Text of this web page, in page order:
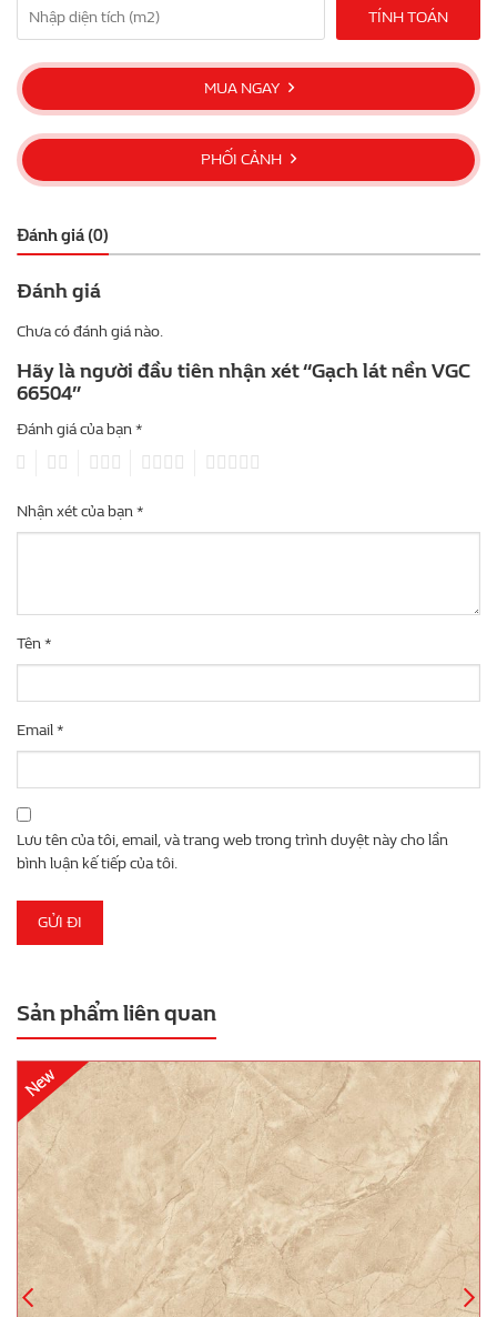
TÍNH TOÁN
MUA NGAY
PHỐI CẢNH
Đánh giá (0)
Đánh giá
Chưa có đánh giá nào.
Hãy là người đầu tiên nhận xét “Gạch lát nền VGC
66504”
Đánh giá của bạn*
Nhận xét của bạn*
Tên*
Email*
Lưu tên của tôi, email, và trang web trong trình duyệt này cho lần
bình luận kế tiếp của tôi.
Sản phẩm liên quan